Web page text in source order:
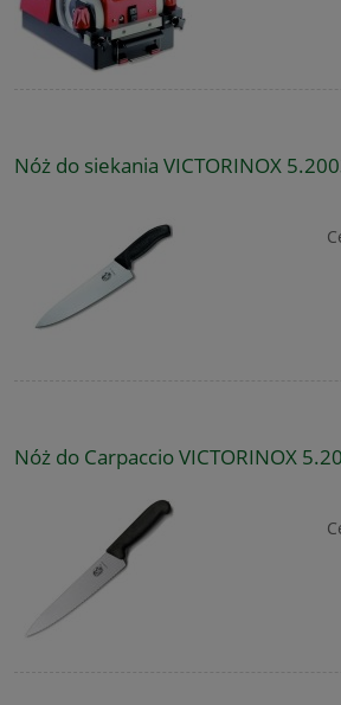
Nóż do siekania VICTORINOX
Nóż do Carpaccio VICTORINOX